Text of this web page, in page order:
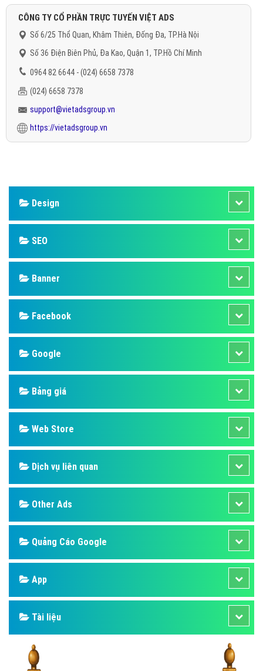
CÔNG TY CỔ PHẦN TRỰC TUYẾN VIỆT ADS
Số 6/25 Thổ Quan, Khâm Thiên, Đống Đa, TP.Hà Nội
Số 36 Điện Biên Phủ, Đa Kao, Quận 1, TP.Hồ Chí Minh
0964 82 6644 - (024) 6658 7378
(024) 6658 7378
support@vietadsgroup.vn
https://vietadsgroup.vn
Design
SEO
Banner
Facebook
Google
Bảng giá